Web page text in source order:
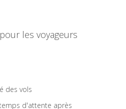
les voyageurs
des vols
d'attente après